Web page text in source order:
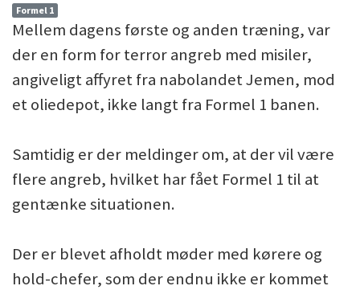
Formel 1
Mellem dagens første og anden træning, var
der en form for terror angreb med misiler,
angiveligt affyret fra nabolandet Jemen, mod
et oliedepot, ikke langt fra Formel 1 banen.
Samtidig er der meldinger om, at der vil være
flere angreb, hvilket har fået Formel 1 til at
gentænke situationen.
Der er blevet afholdt møder med kørere og
hold-chefer, som der endnu ikke er kommet